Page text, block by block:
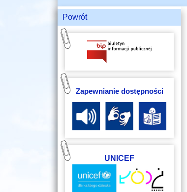
Powrót
Zapewnianie dostępności
UNICEF